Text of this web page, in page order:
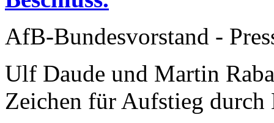
AfB-Bundesvorstand -
Ulf Daude und Martin
Zeichen für Aufstieg durch